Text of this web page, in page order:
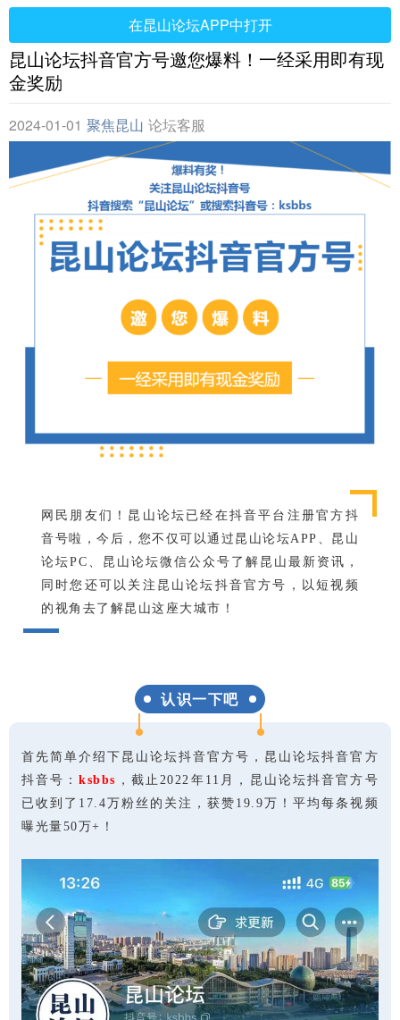
在昆山论坛APP中打开
昆山论坛抖音官方号邀您爆料！一经采用即有现
金奖励
2024-01-01 聚焦昆山 论坛客服
网民朋友们！昆山论坛已经在抖音平台注册官方抖
音号啦，今后，您不仅可以通过昆山论坛APP 、昆山
论坛PC 、昆山论坛微信公众号了解昆山最新资讯，
同时您还可以关注昆山论坛抖音官方号，以短视频
的视角去了解昆山这座大城市！
认识一下吧
首先简单介绍下昆山论坛抖音官方号，昆山论坛抖音官方
抖音号：ksbbs ，截止 2022 年 11 月，昆山论坛抖音官方号
已收到了 17.4万粉丝的关注，获赞 19.9万！平均每条视频
曝光量50万+ ！